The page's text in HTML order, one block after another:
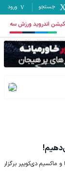
جستجو ورود
اندروید ورزش سه
ماکسیم دی‌کویپر برگزار